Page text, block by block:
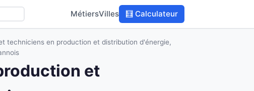
MétiersVilles 🧮 Calculateur
techniciens en production et distribution d'énergie,
et